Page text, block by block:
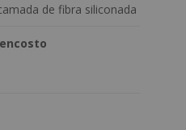
de fibra siliconada